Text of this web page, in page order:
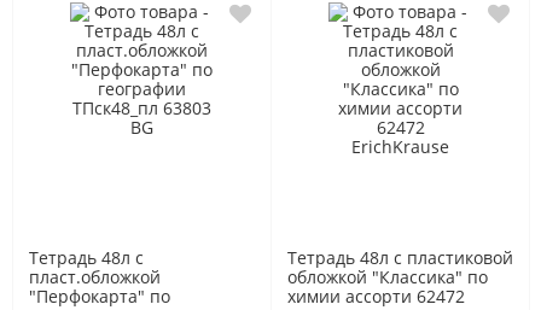
Тетрадь 48л с
пласт.обложкой
"Перфокарта" по
Тетрадь 48л с пластиковой
обложкой "Классика" по
химии ассорти 62472